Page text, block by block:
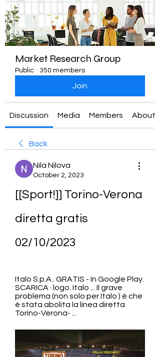
Market Research Group
Public · 350 members
Join
Discussion Media Members About
Back
Nila Nilova
October 2, 2023
[[Sport!]] Torino-Verona
diretta gratis
02/10/2023
Italo S.p.A.. GRATIS - In Google Play.
SCARICA · logo. Italo ... Il grave
problema (non solo per Italo ) è che
è stata abolita la linea diretta
Torino-Verona- ...